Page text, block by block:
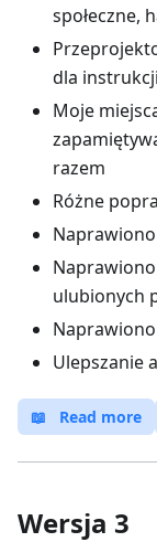
społeczne,
dla
Moje
razem
Różne
ulubionych
Ulepszanie
📖 Read more
Wersja 3